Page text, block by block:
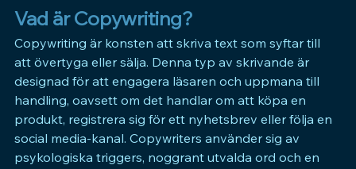
Vad är Copywriting?
Copywriting är konsten att skriva text som syftar till
att övertyga eller sälja. Denna typ av skrivande är
designad för att engagera läsaren och uppmana till
handling, oavsett om det handlar om att köpa en
produkt, registrera sig för ett nyhetsbrev eller följa en
social media-kanal. Copywriters använder sig av
psykologiska triggers, noggrant utvalda ord och en